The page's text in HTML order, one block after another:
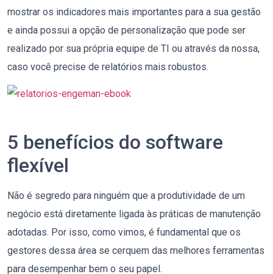
mostrar os indicadores mais importantes para a sua gestão
e ainda possui a opção de personalização que pode ser
realizado por sua própria equipe de TI ou através da nossa,
caso você precise de relatórios mais robustos.
5 benefícios do software
flexível
Não é segredo para ninguém que a produtividade de um
negócio está diretamente ligada às práticas de manutenção
adotadas. Por isso, como vimos, é fundamental que os
gestores dessa área se cerquem das melhores ferramentas
para desempenhar bem o seu papel.